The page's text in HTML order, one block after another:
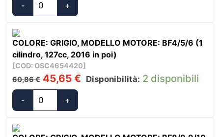
originale
era:
-
Oceansouth
Navigazione
e
Riposo
quantità
+
COLORE: GRIGIO, MODELLO MOTORE: BF4/5/6 (1
cilindro, 127cc, 2016 in poi)
[COD: OSC4654420]
60,86€ Il
prezzo
originale
era:
45,65 € Disponibilità: 2 disponibili
-
Oceansouth
+